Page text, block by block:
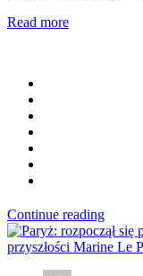
Read more
Continue reading